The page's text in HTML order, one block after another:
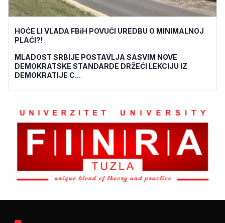
HOĆE LI VLADA FBiH POVUĆI UREDBU O MINIMALNOJ
PLAĆI?!
MLADOST SRBIJE POSTAVLJA SASVIM NOVE
DEMOKRATSKE STANDARDE DRŽEĆI LEKCIJU IZ
DEMOKRATIJE C...